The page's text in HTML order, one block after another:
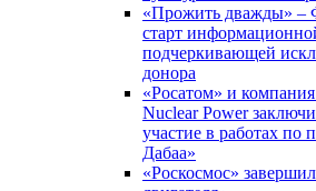
«Прожить дважды» –
старт
подчеркивающей
донора
«Росатом» и
Nuclear Power
участие в работах
Дабаа»
«Роскосмос»